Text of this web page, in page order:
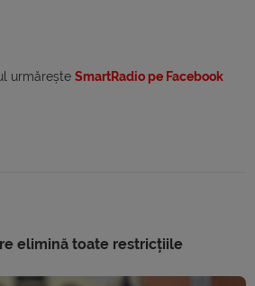
urmărește SmartRadio pe Facebook
elimină toate restricțiile